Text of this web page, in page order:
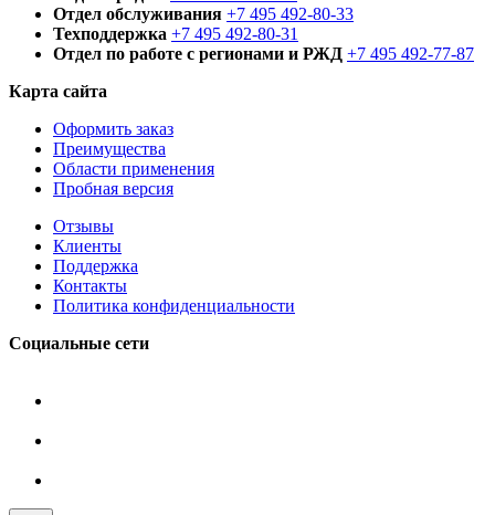
Отдел обслуживания +7 495 492-80-33
Техподдержка +7 495 492-80-31
Отдел по работе с регионами и РЖД +7 495 492-77-87
Карта сайта
Оформить заказ
Преимущества
Области применения
Пробная версия
Отзывы
Клиенты
Поддержка
Контакты
Политика конфиденциальности
Социальные сети